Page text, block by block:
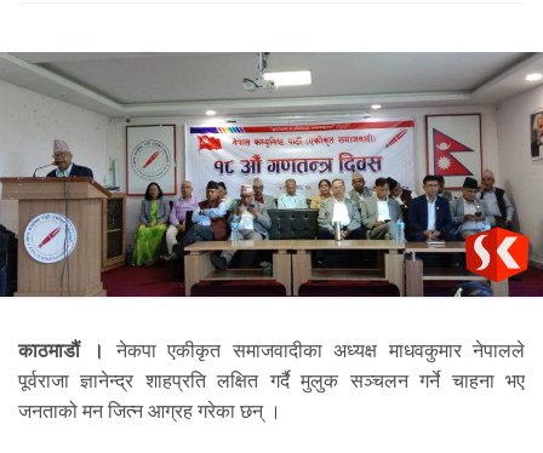
काठमाडौं ।
नेकपा एकीकृत समाजवादीका अध्यक्ष माधवकुमार नेपालले
पूर्वराजा ज्ञानेन्द्र शाहप्रति लक्षित गर्दै मुलुक सञ्चलन गर्ने चाहना भए
जनताको मन जित्न आग्रह गरेका छन् ।